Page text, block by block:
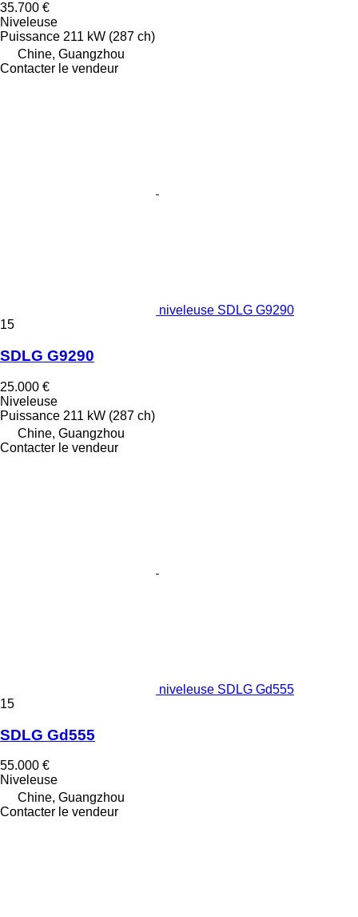
35.700 €
Niveleuse
Puissance 211 kW (287 ch)
Chine, Guangzhou
Contacter le vendeur
niveleuse SDLG G9290
15
SDLG G9290
25.000 €
Niveleuse
Puissance 211 kW (287 ch)
Chine, Guangzhou
Contacter le vendeur
niveleuse SDLG Gd555
15
SDLG Gd555
55.000 €
Niveleuse
Chine, Guangzhou
Contacter le vendeur